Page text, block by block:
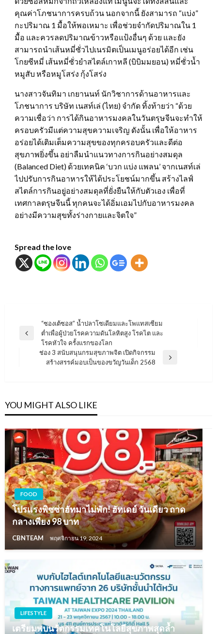
คุณค่าโภชนาการครบถ้วน นอกจากนี้ ยังสามารถ “แบ่ง”
กะปริมาณ 1 มื้อให้พอเหมาะ เพื่อช่วยจำกัดปริมาณใน 1
มื้อ และควรลดปริมาณข้าวหรือแป้งอื่นๆ ด้วย และยัง
สามารถนำเส้นหมี่ซั่วไปเนรมิตเป็นเมนูอร่อยได้อีก เช่น
โกยซีหมี่ เส้นหมี่ซั่วยำสไตล์เกาหลี (บิบิมมยอน) หมี่ซั่วน้ำ
หมูสับ หรือหมูโสร่ง กุ้งโสร่ง
นางสาวจันทิมา เกยานนท์ นักวิชาการด้านอาหารและ
โภชนาการ บริษัท เนสท์เล่ (ไทย) จำกัด ทิ้งท้ายว่า “ด้วย
ความเชื่อว่า การได้กินอาหารมงคลในวันตรุษจีนจะทำให้
ครอบครัวมีแต่ความสุขความเจริญ ดังนั้น เพื่อให้อาหาร
อร่อยได้เติมเต็มความสุขของทุกครอบครัวและดีต่อ
สุขภาพยิ่งขึ้น อย่าลืมนำแนวทางการกินอย่างสมดุล
(Balanced Diet) ด้วยเทคนิค ‘บวก แบ่ง แพลน’ จากเนสท์เล่
ไปปรับการกินอาหารให้ได้ประโยชน์มากขึ้น สร้างไลฟ์
สไตล์การกินอยู่อย่างสมดุลที่ยั่งยืนให้กับตัวเอง เพื่อที่
เทศกาลตรุษจีนนี้ ทุกคนจะได้อิ่มเอมไปกับอาหารมงคล
อย่างมีความสุขทั้งร่างกายและจิตใจ”
Spread the love
แนะแนว
เรื่อง
Previous
“ซองเต้ซอส” น้ำปลาโซเดียมและโพแทสเซียม
ต่ำเพื่อผู้ป่วยโรคความดันโลหิตสูง โรคไต และ
โรคหัวใจ ครั้งแรกของโลก
ช่อง 3 สนับสนุนกรมสุขภาพจิต เปิดกิจกรรม
สร้างสรรค์มอบเป็นของขวัญวันเด็ก 2568
YOU MIGHT ALSO LIKE
FOOD
โปรแรงพิซซ่าฮัทมาไม่พัก! ฮัทเดย์ วันเดียว ถาด
กลางเพียง 98 บาท
CBNTEAM พฤศจิกายน 19, 2024
LIFESTYLE
เตรียมพบนวัตกรรมเทคโนโลยีสุขภาพสุดล้ำ